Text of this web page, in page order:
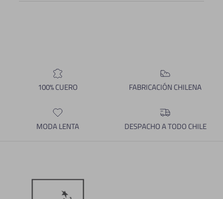
100% CUERO FABRICACIÓN CHILENA
MODA LENTA DESPACHO A TODO CHILE